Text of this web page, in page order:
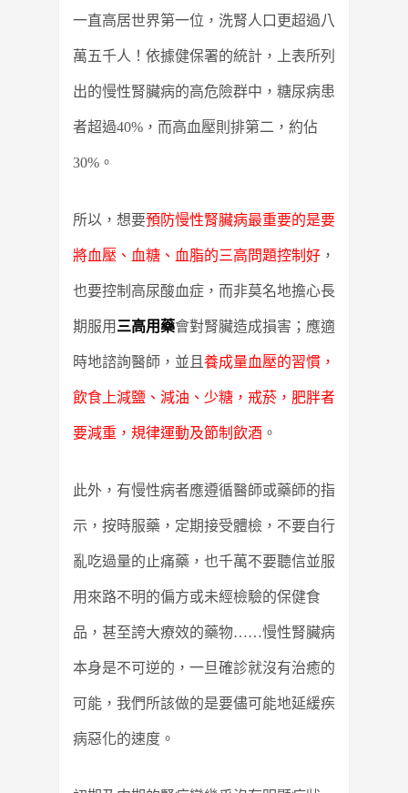
一直高居世界第一位，洗腎人口更超過八
萬五千人！依據健保署的統計，上表所列
出的慢性腎臟病的高危險群中，糖尿病患
者超過40%，而高血壓則排第二，約佔
30%。
所以，想要預防慢性腎臟病最重要的是要
將血壓、血糖、血脂的三高問題控制好 ，
也要控制高尿酸血症，而非莫名地擔心長
期服用 三高用藥會對腎臟造成損害；應適
時地諮詢醫師，並且 養成量血壓的習慣，
飲食上減鹽、減油、少糖，戒菸，肥胖者
要減重，規律運動及節制飲酒 。
此外，有慢性病者應遵循醫師或藥師的指
示，按時服藥，定期接受體檢，不要自行
亂吃過量的止痛藥，也千萬不要聽信並服
用來路不明的偏方或未經檢驗的保健食
品，甚至誇大療效的藥物……慢性腎臟病
本身是不可逆的，一旦確診就沒有治癒的
可能，我們所該做的是要儘可能地延緩疾
病惡化的速度。